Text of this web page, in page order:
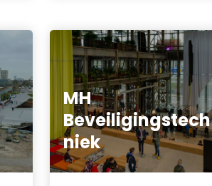
MH
Beveiligingstech
niek